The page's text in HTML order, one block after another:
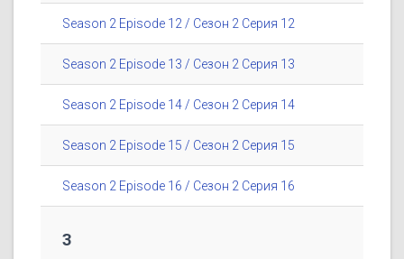
Season 2 Episode 12 / Сезон 2 Серия 12
Season 2 Episode 13 / Сезон 2 Серия 13
Season 2 Episode 14 / Сезон 2 Серия 14
Season 2 Episode 15 / Сезон 2 Серия 15
Season 2 Episode 16 / Сезон 2 Серия 16
3